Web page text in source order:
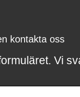
kontakta oss
Vi